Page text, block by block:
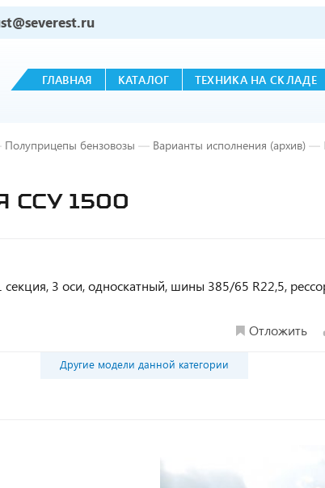
ГЛАВНАЯ КАТАЛОГ ТЕХНИКА НА СКЛАДЕ
Полуприцепы бензовозы — Варианты исполнения (архив) —
ССУ 1500
3 оси, односкатный, шины 385/65 R22,5,
Отложить
Другие модели данной категории